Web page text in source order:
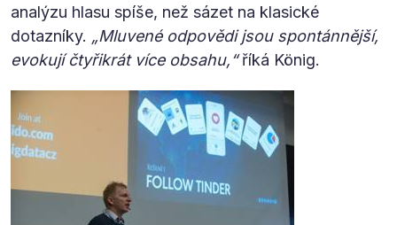
analýzu hlasu spíše, než sázet na klasické
dotazníky. „Mluvené odpovědi jsou spontánnější,
evokují čtyřikrát více obsahu,“říká König.